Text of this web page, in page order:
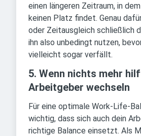
einen längeren Zeitraum, in
keinen Platz findet. Genau
oder Zeitausgleich schließlich
ihn also unbedingt nutzen,
vielleicht sogar verfällt.
5. Wenn nichts mehr
Arbeitgeber wechseln
Für eine optimale Work-Life-
wichtig, dass sich auch dein
richtige Balance einsetzt. Als